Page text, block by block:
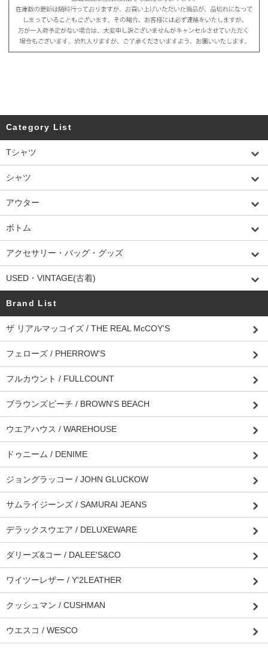
Category List
Tシャツ
シャツ
アウター
ボトム
アクセサリー・バッグ・グッズ
USED・VINTAGE(古着)
Brand List
ザ リアルマッコイズ / THE REAL McCOY'S
フェローズ / PHERROW'S
フルカウント / FULLCOUNT
ブラウンズビーチ / BROWN'S BEACH
ウエアハウス / WAREHOUSE
ドゥニーム / DENIME
ジョングラッコー / JOHN GLUCKOW
サムライジーンズ / SAMURAI JEANS
デラックスウエア / DELUXEWARE
ダリーズ&コー / DALEE'S&CO
ワイツーレザー / Y'2LEATHER
クッシュマン / CUSHMAN
ウエスコ / WESCO